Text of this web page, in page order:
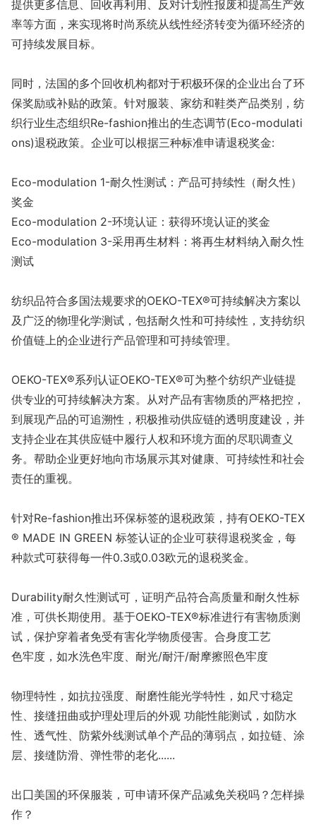
提供更多信息、回收再利用、反对计划性报废和提高生产效
率等方面，来实现将时尚系统从线性经济转变为循环经济的
可持续发展目标。
同时，法国的多个回收机构都对于积极环保的企业出台了环
保奖励或补贴的政策。针对服装、家纺和鞋类产品类别，纺
织行业生态组织Re-fashion推出的生态调节(Eco-modulati
ons)退税政策。企业可以根据三种标准申请退税奖金:
Eco-modulation 1-耐久性测试：产品可持续性（耐久性）
奖金
Eco-modulation 2-环境认证：获得环境认证的奖金
Eco-modulation 3-采用再生材料：将再生材料纳入耐久性
测试
纺织品符合多国法规要求的OEKO-TEX®可持续解决方案以
及广泛的物理化学测试，包括耐久性和可持续性，支持纺织
价值链上的企业进行产品管理和可持续管理。
OEKO-TEX®系列认证OEKO-TEX®可为整个纺织产业链提
供专业的可持续解决方案。从对产品有害物质的严格把控，
到展现产品的可追溯性，积极推动供应链的透明度建设，并
支持企业在其供应链中履行人权和环境方面的尽职调查义
务。帮助企业更好地向市场展示其对健康、可持续性和社会
责任的重视。
针对Re-fashion推出环保标签的退税政策，持有OEKO-TEX
® MADE IN GREEN 标签认证的企业可获得退税奖金，每
种款式可获得每一件0.3或0.03欧元的退税奖金。
Durability耐久性测试可，证明产品符合高质量和耐久性标
准，可供长期使用。基于OEKO-TEX®标准进⾏有害物质测
试，保护穿着者免受有害化学物质侵害。合身度工艺
色牢度，如水洗色牢度、耐光/耐汗/耐摩擦照色牢度
物理特性，如抗拉强度、耐磨性能光学特性，如尺寸稳定
性、接缝扭曲或护理处理后的外观 功能性能测试，如防水
性、透气性、防紫外线测试单个产品的薄弱点，如拉链、涂
层、接缝防滑、弹性带的老化......
出囗美国的环保服装，可申请环保产品减免关税吗？怎样操
作？